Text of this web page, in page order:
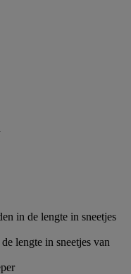
in de lengte in sneetjes
lengte in sneetjes van